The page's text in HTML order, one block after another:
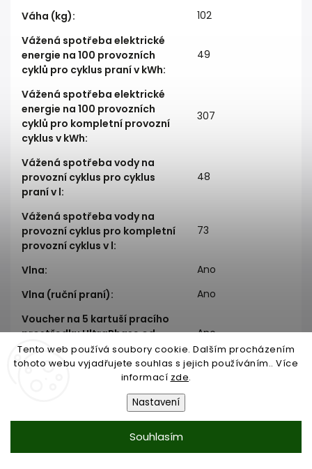
Tento web používá soubory cookie. Dalším procházením
tohoto webu vyjadřujete souhlas s jejich používáním.. Více
informací zde.
Nastavení
Souhlasím
Váha (kg):
102
Vážená spotřeba elektrické
energie na 100 provozních
cyklů pro cyklus praní v kWh:
49
Vážená spotřeba elektrické
energie na 100 provozních
cyklů pro kompletní provozní
cyklus v kWh:
307
Vážená spotřeba vody na
provozní cyklus pro cyklus
praní v l:
48
Vážená spotřeba vody na
provozní cyklus pro kompletní
provozní cyklus v l:
73
Vlna:
Ano
Vlna (ruční praní):
Ano
Voucher na 5 kartuší pracího
prostředku UltraPhase od
Miele:
Ano
Waterproof-Metal
Ano
Zásobník na prací prostředky